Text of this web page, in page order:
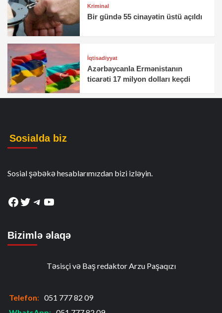
Kriminal
Bir gündə 55 cinayətin üstü açıldı
İqtisadiyyat
Azərbaycanla Ermənistanın
ticarəti 17 milyon dolları keçdi
Sosialda biz
Sosial şəbəkə hesablarımızdan bizi izləyin.
Facebook
Twitter
Telegram
YouTube
Bizimlə əlaqə
Təsisçi və Baş redaktor Arzu Paşaqızı
Telefon: 051 777 82 09